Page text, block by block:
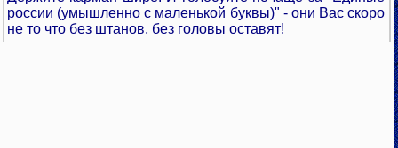
россии (умышленно с маленькой буквы)" - они Вас скоро
не то что без штанов, без головы оставят!